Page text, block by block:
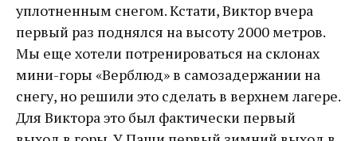
уплотненным снегом. Кстати, Виктор вчера
первый раз поднялся на высоту 2000 метров.
Мы еще хотели потренироваться на склонах
мини-горы «Верблюд» в самозадержании на
снегу, но решили это сделать в верхнем лагере.
Для Виктора это был фактически первый